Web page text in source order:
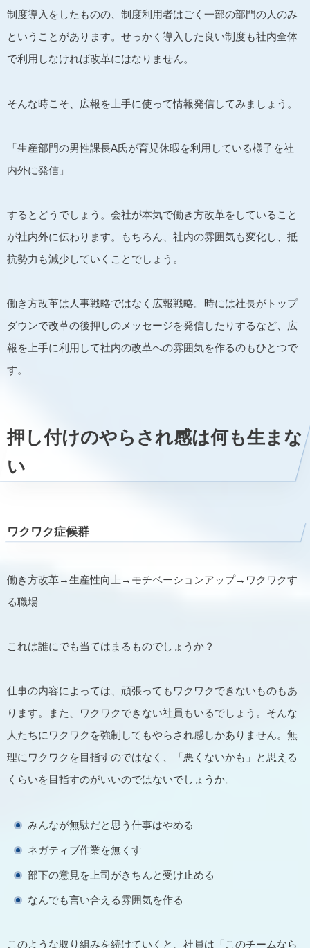
制度導入をしたものの、制度利用者はごく一部の部門の人のみ
ということがあります。せっかく導入した良い制度も社内全体
で利用しなければ改革にはなりません。
そんな時こそ、広報を上手に使って情報発信してみましょう。
「生産部門の男性課長A氏が育児休暇を利用している様子を社
内外に発信」
するとどうでしょう。会社が本気で働き方改革をしていること
が社内外に伝わります。もちろん、社内の雰囲気も変化し、抵
抗勢力も減少していくことでしょう。
働き方改革は人事戦略ではなく広報戦略。時には社長がトップ
ダウンで改革の後押しのメッセージを発信したりするなど、広
報を上手に利用して社内の改革への雰囲気を作るのもひとつで
す。
押し付けのやらされ感は何も生まな
い
ワクワク症候群
働き方改革→生産性向上→モチベーションアップ→ワクワクす
る職場
これは誰にでも当てはまるものでしょうか？
仕事の内容によっては、頑張ってもワクワクできないものもあ
ります。また、ワクワクできない社員もいるでしょう。そんな
人たちにワクワクを強制してもやらされ感しかありません。無
理にワクワクを目指すのではなく、「悪くないかも」と思える
くらいを目指すのがいいのではないでしょうか。
みんなが無駄だと思う仕事はやめる
ネガティブ作業を無くす
部下の意見を上司がきちんと受け止める
なんでも言い合える雰囲気を作る
このような取り組みを続けていくと、社員は「このチームなら